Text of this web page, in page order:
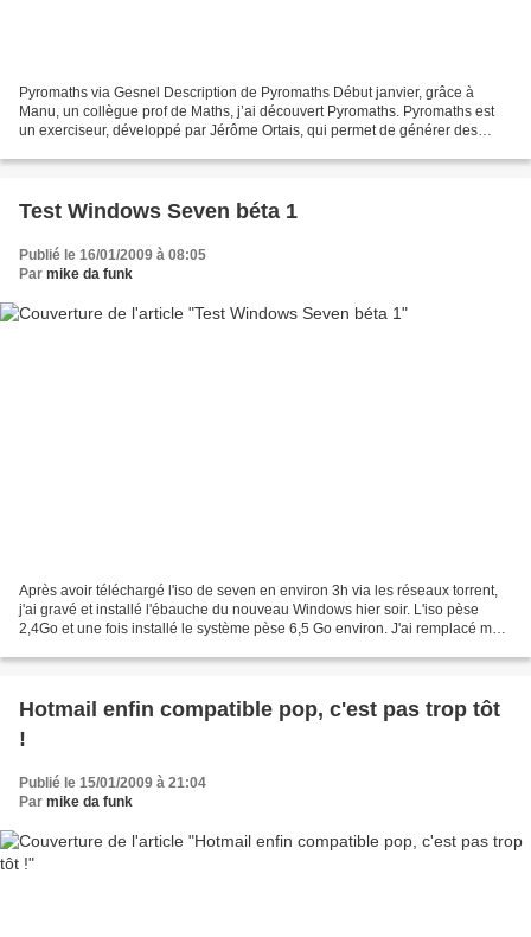
Pyromaths via Gesnel Description de Pyromaths Début janvier, grâce à
Manu, un collègue prof de Maths, j’ai découvert Pyromaths. Pyromaths est
un exerciseur, développé par Jérôme Ortais, qui permet de générer des
Test Windows Seven béta 1
Publié le 16/01/2009 à 08:05
Par mike da funk
Après avoir téléchargé l'iso de seven en environ 3h via les réseaux torrent,
j'ai gravé et installé l'ébauche du nouveau Windows hier soir. L'iso pèse
2,4Go et une fois installé le système pèse 6,5 Go environ. J'ai remplacé mon
Hotmail enfin compatible pop, c'est pas trop tôt
!
Publié le 15/01/2009 à 21:04
Par mike da funk